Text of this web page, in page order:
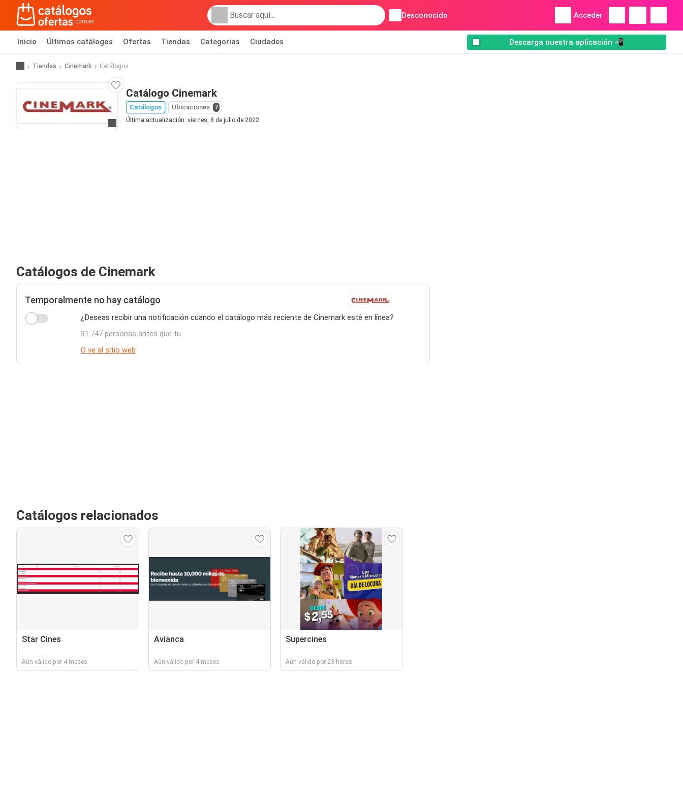
Desconocido Acceder
Inicio Últimos catálogos Ofertas Tiendas Categorias Ciudades Descarga nuestra aplicación 📲
Tiendas Cinemark Catálogos
Ir al sitio web
Catálogo Cinemark
Catálogos Ubicaciones 7
Última actualización: viernes, 8 de julio de 2022
Catálogos de Cinemark
Temporalmente no hay catálogo
¿Deseas recibir una notificación cuando el catálogo más reciente de Cinemark esté en línea?
31.747 personas antes que tu
O ve al sitio web
Catálogos relacionados
Star Cines
Aún válido por 4 meses
Avianca
Aún válido por 4 meses
Supercines
Aún válido por 23 horas